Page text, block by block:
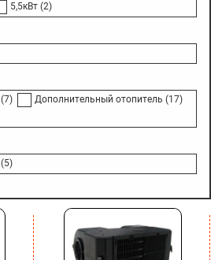
5,5кВт (2)
(7) Дополнительный отопитель (17)
(5)